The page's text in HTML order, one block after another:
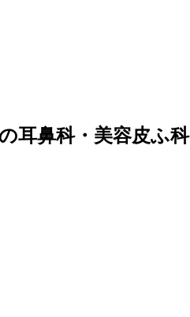
耳鼻科・美容皮ふ科